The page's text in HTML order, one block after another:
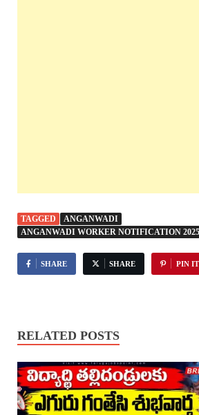
TAGGED
ANGANWADI
ANGANWADI WORKER NOTIFICATION
SHARE SHARE PIN IT
RELATED POSTS